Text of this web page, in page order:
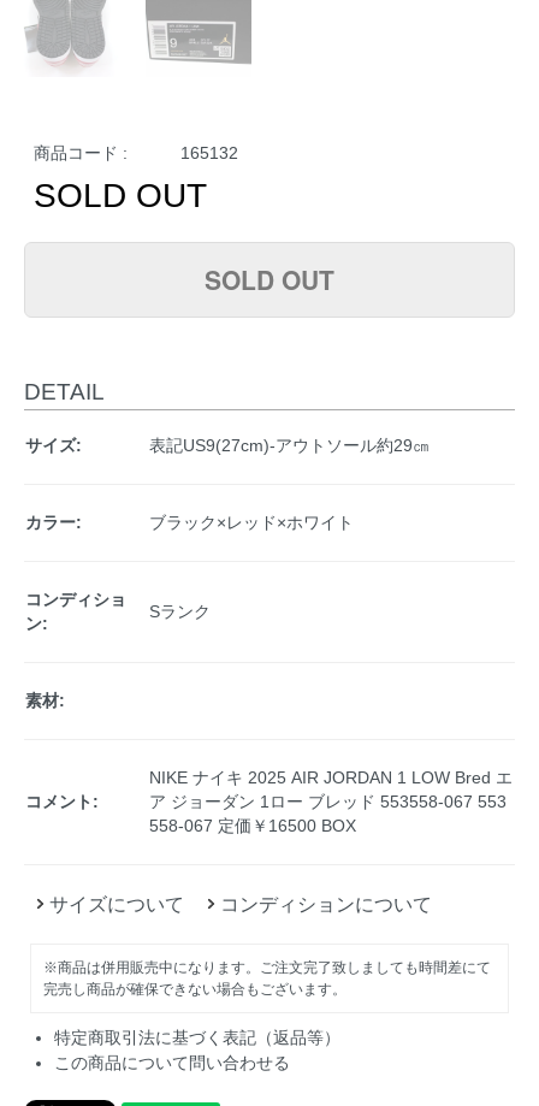
商品コード : 165132
SOLD OUT
SOLD OUT
DETAIL
サイズ: 表記US9(27cm)-アウトソール約29㎝
カラー: ブラック×レッド×ホワイト
コンディショ
ン:
Sランク
素材:
コメント:
NIKE ナイキ 2025 AIR JORDAN 1 LOW Bred エ
ア ジョーダン 1ロー ブレッド 553558-067 553
558-067 定価￥16500 BOX
サイズについて コンディションについて
※商品は併用販売中になります。ご注文完了致しましても時間差にて
完売し商品が確保できない場合もございます。
特定商取引法に基づく表記（返品等）
この商品について問い合わせる